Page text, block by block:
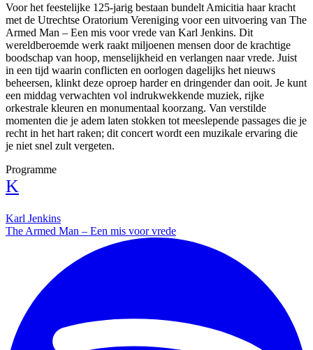
Voor het feestelijke 125-jarig bestaan bundelt Amicitia haar kracht
met de Utrechtse Oratorium Vereniging voor een uitvoering van The
Armed Man – Een mis voor vrede van Karl Jenkins. Dit
wereldberoemde werk raakt miljoenen mensen door de krachtige
boodschap van hoop, menselijkheid en verlangen naar vrede. Juist
in een tijd waarin conflicten en oorlogen dagelijks het nieuws
beheersen, klinkt deze oproep harder en dringender dan ooit. Je kunt
een middag verwachten vol indrukwekkende muziek, rijke
orkestrale kleuren en monumentaal koorzang. Van verstilde
momenten die je adem laten stokken tot meeslepende passages die je
recht in het hart raken; dit concert wordt een muzikale ervaring die
je niet snel zult vergeten.
Programme
K
Karl Jenkins
The Armed Man – Een mis voor vrede